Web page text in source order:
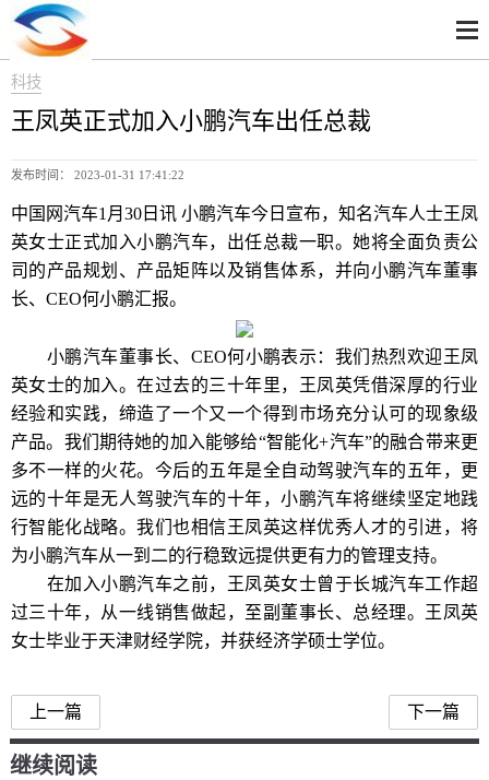
科技
王凤英正式加入小鹏汽车出任总裁
发布时间： 2023-01-31 17:41:22
中国网汽车1月30日讯 小鹏汽车今日宣布，知名汽车人士王凤
英女士正式加入小鹏汽车，出任总裁一职。她将全面负责公
司的产品规划、产品矩阵以及销售体系，并向小鹏汽车董事
长、CEO何小鹏汇报。
小鹏汽车董事长、CEO何小鹏表示：我们热烈欢迎王凤
英女士的加入。在过去的三十年里，王凤英凭借深厚的行业
经验和实践，缔造了一个又一个得到市场充分认可的现象级
产品。我们期待她的加入能够给“智能化+汽车”的融合带来更
多不一样的火花。今后的五年是全自动驾驶汽车的五年，更
远的十年是无人驾驶汽车的十年，小鹏汽车将继续坚定地践
行智能化战略。我们也相信王凤英这样优秀人才的引进，将
为小鹏汽车从一到二的行稳致远提供更有力的管理支持。
在加入小鹏汽车之前，王凤英女士曾于长城汽车工作超
过三十年，从一线销售做起，至副董事长、总经理。王凤英
女士毕业于天津财经学院，并获经济学硕士学位。
上一篇 下一篇
继续阅读